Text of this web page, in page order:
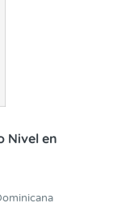
Nivel en